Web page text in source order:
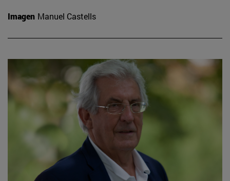
Imagen Manuel Castells